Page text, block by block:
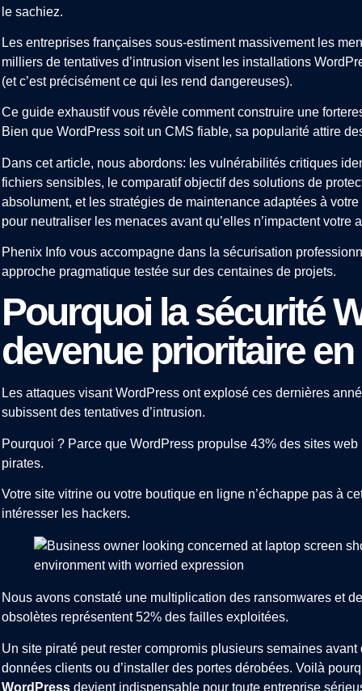
le sachiez.
Les entreprises françaises sous-estiment massivement les
milliers de tentatives d’intrusion visent les installations
(et c’est précisément ce qui les rend dangereuses).
Ce guide exhaustif vous révèle comment construire une
Bien que WordPress soit un CMS fiable, sa popularité attire
Dans cet article, nous abordons: les vulnérabilités critiques
fichiers sensibles, le comparatif objectif des solutions de
absolument, et les stratégies de maintenance adaptées à
pour neutraliser les menaces avant qu’elles n’impactent votre
Phenix Info vous accompagne dans la sécurisation
approche pragmatique testée sur des centaines de projets.
Pourquoi la sécurité
devenue prioritaire en
Les attaques visant WordPress ont explosé ces dernières
subissent des tentatives d’intrusion.
Pourquoi ? Parce que WordPress propulse 43% des sites
pirates.
Votre site vitrine ou votre boutique en ligne n’échappe pas à
intéresser les hackers.
Nous avons constaté une multiplication des ransomwares et
obsolètes représentent 52% des failles exploitées.
Un site piraté peut rester compromis plusieurs semaines
données clients ou d’installer des portes dérobées. Voilà
WordPress devient indispensable pour toute entreprise